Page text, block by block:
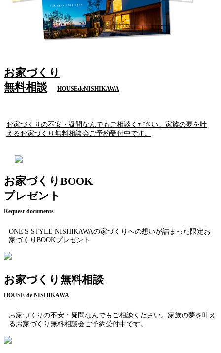
お家づくり
無料相談
HOUSEdeNISHIKAWA
お家づくりの不安・疑問なんでもご相談ください。家族の夢を叶
えるお家づくり無料相談会ご予約受付中です。
お家づくりBOOK
プレゼント
Request documents
ONE'S STYLE NISHIKAWAの家づくりへの想いが詰まった限定お
家づくりBOOKプレゼント
お家づくり無料相談
HOUSE de NISHIKAWA
お家づくりの不安・疑問なんでもご相談ください。家族の夢を叶え
るお家づくり無料相談会ご予約受付中です。